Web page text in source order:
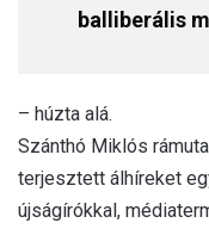
balliberális
– húzta alá.
Szánthó Miklós
terjesztett álhíreket
újságírókkal,